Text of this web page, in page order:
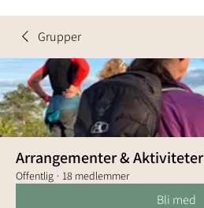
Grupper
Arrangementer & Aktiviteter
Offentlig · 18 medlemmer
Bli med